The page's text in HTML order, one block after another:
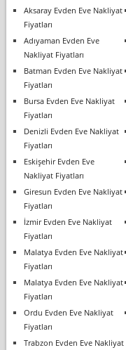
Aksaray Evden Eve Nakliyat
Fiyatları
Adıyaman Evden Eve
Nakliyat Fiyatları
Batman Evden Eve Nakliyat
Fiyatları
Bursa Evden Eve Nakliyat
Fiyatları
Denizli Evden Eve Nakliyat
Fiyatları
Eskişehir Evden Eve
Nakliyat Fiyatları
Giresun Evden Eve Nakliyat
Fiyatları
İzmir Evden Eve Nakliyat
Fiyatları
Malatya Evden Eve Nakliyat
Fiyatları
Malatya Evden Eve Nakliyat
Fiyatları
Ordu Evden Eve Nakliyat
Fiyatları
Trabzon Evden Eve Nakliyat